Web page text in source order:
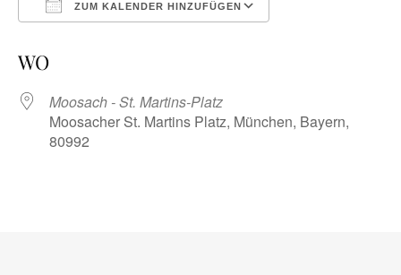
ZUM KALENDER HINZUFÜGEN
WO
Moosach - St. Martins-Platz
Moosacher St. Martins Platz, München, Bayern,
80992